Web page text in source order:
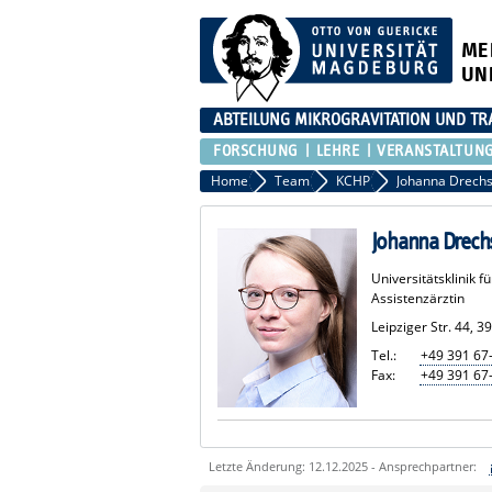
ABTEILUNG MIKROGRAVITATION UND
FORSCHUNG LEHRE
Home Team KCHP Johanna
Johanna
Universitätsklinik
Assistenzärztin
Leipziger Str. 44,
Tel.:
+49 391
Fax:
+49 391
Letzte Änderung: 12.12.2025 - Ansprechpartner: